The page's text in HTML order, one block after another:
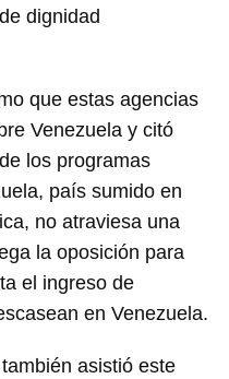
dignidad
que estas agencias
Venezuela y citó
los programas
país sumido en
no atraviesa una
la oposición para
el ingreso de
en Venezuela.
asistió este